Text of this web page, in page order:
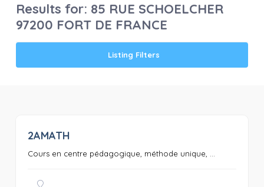
Results for: 85 RUE SCHOELCHER
97200 FORT DE FRANCE
Listing Filters
2AMATH
Cours en centre pédagogique, méthode unique, ...